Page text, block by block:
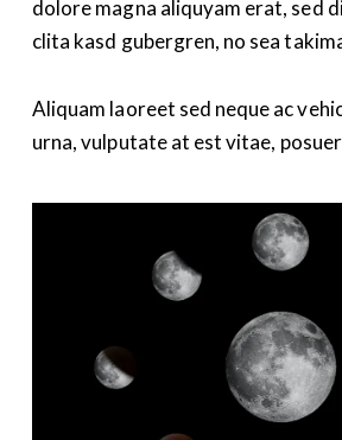
dolore magna aliquyam erat, sed
clita kasd gubergren, no sea
Aliquam laoreet sed neque ac
urna, vulputate at est vitae,